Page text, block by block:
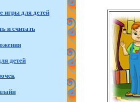
игры для детей
и считать
детей